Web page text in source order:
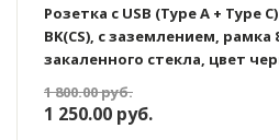
Розетка с USB (Type A + Type C)
BK(CS), с заземлением, рамка
закаленного стекла, цвет
1 800.00руб.
1 250.00 руб.